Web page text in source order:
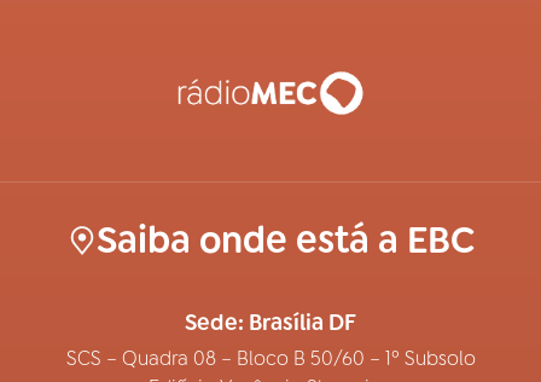
Saiba onde está a EBC
Sede: Brasília DF
SCS – Quadra 08 – Bloco B 50/60 – 1º Subsolo